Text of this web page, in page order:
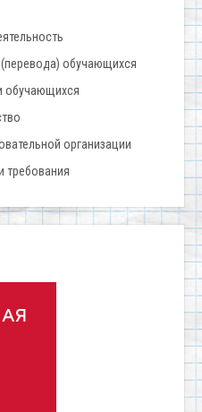
обучающихся
обучающихся
организации
требования